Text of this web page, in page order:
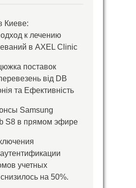
Киеве:
к лечению
в AXEL Clinic
поставок
від DB
та Ефективність
Samsung
S8 в прямом эфире
учетных
на 50%.